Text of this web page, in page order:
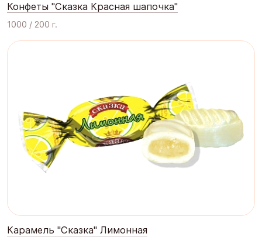
Конфеты "Сказка Красная шапочка"
1000 / 200 г.
Карамель "Сказка" Лимонная